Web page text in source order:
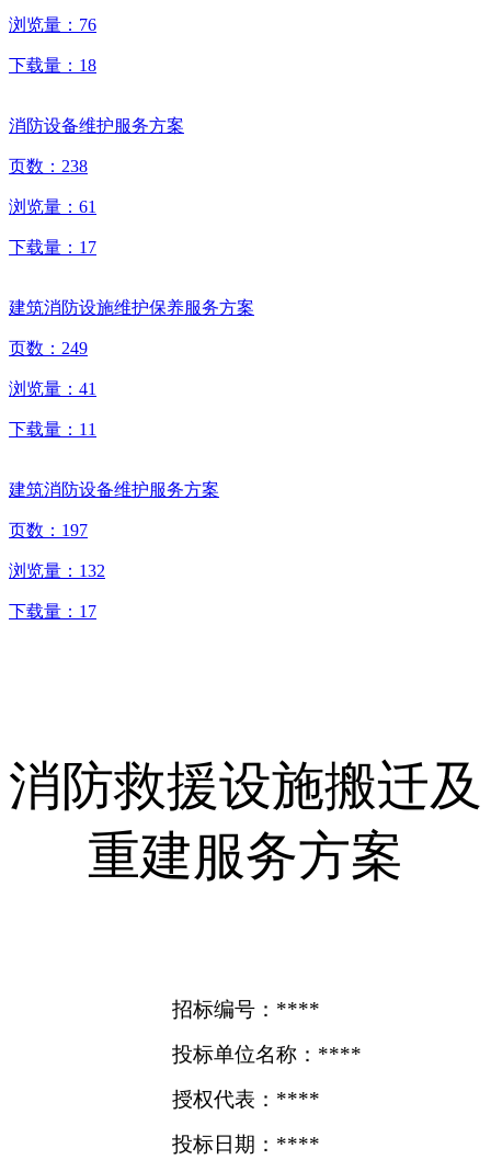
浏览量： 76
下载量： 18
消防设备维护服务方案
页数： 238
浏览量： 61
下载量： 17
建筑消防设施维护保养服务方案
页数： 249
浏览量： 41
下载量： 11
建筑消防设备维护服务方案
页数： 197
浏览量： 132
下载量： 17
消防救援设施搬迁及
重建服务方案
招标编号：****
投标单位名称：****
授权代表：****
投标日期：****